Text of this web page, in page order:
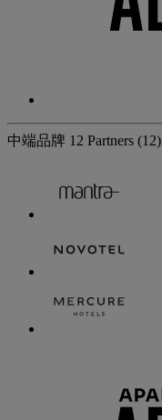
中端品牌 12 Partners (12)